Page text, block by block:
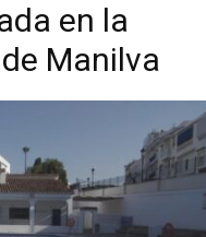
en la
Manilva